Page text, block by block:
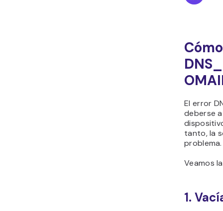
El error
deberse
tanto, la
problema.
Veamos
1.